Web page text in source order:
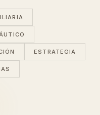
ESTRATEGIA